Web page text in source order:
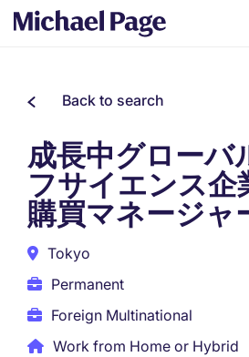
Back to search
成長中グローバ
フサイエンス企
購買マネージャ
Tokyo
Permanent
Foreign Multinational
Work from Home or Hybrid